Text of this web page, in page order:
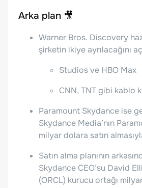
Arka plan 🎥
Warner Bros. Discovery
şirketin ikiye ayrılacağını
Studios ve HBO Max
CNN, TNT gibi kablo
Paramount Skydance ise
Skydance Media’nın
milyar dolara satın
Satın alma planının
Skydance CEO’su David
(ORCL) kurucu ortağı